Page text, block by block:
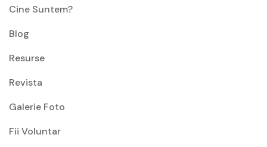
Cine Suntem?
Blog
Resurse
Revista
Galerie Foto
Fii Voluntar